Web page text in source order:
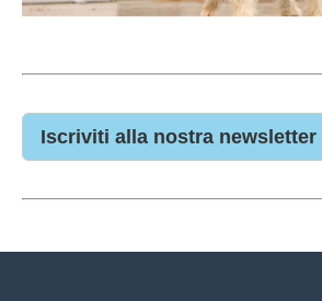
Iscriviti alla nostra newsletter